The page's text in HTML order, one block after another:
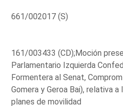
661/002017 (S)
161/003433 (CD);Moción
Parlamentario Izquierda
Formentera al Senat,
Gomera y Geroa Bai), relativa
planes de movilidad